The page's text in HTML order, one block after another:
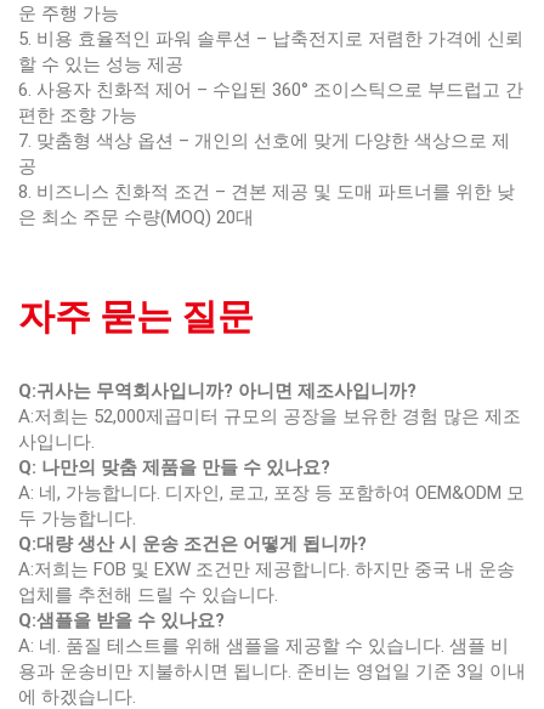
운 주행 가능
5. 비용 효율적인 파워 솔루션 – 납축전지로 저렴한 가격에 신뢰
할 수 있는 성능 제공
6. 사용자 친화적 제어 – 수입된 360° 조이스틱으로 부드럽고 간
편한 조향 가능
7. 맞춤형 색상 옵션 – 개인의 선호에 맞게 다양한 색상으로 제
공
8. 비즈니스 친화적 조건 – 견본 제공 및 도매 파트너를 위한 낮
은 최소 주문 수량(MOQ) 20대
자주 묻는 질문
Q:귀사는 무역회사입니까? 아니면 제조사입니까?
A:저희는 52,000제곱미터 규모의 공장을 보유한 경험 많은 제조
사입니다.
Q: 나만의 맞춤 제품을 만들 수 있나요?
A: 네, 가능합니다. 디자인, 로고, 포장 등 포함하여 OEM&ODM 모
두 가능합니다.
Q:대량 생산 시 운송 조건은 어떻게 됩니까?
A:저희는 FOB 및 EXW 조건만 제공합니다. 하지만 중국 내 운송
업체를 추천해 드릴 수 있습니다.
Q:샘플을 받을 수 있나요?
A: 네. 품질 테스트를 위해 샘플을 제공할 수 있습니다. 샘플 비
용과 운송비만 지불하시면 됩니다. 준비는 영업일 기준 3일 이내
에 하겠습니다.